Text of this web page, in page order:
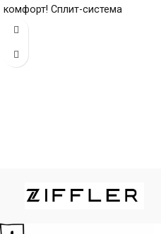
комфорт! Сплит-система
мощностью 60000 БТЕ для